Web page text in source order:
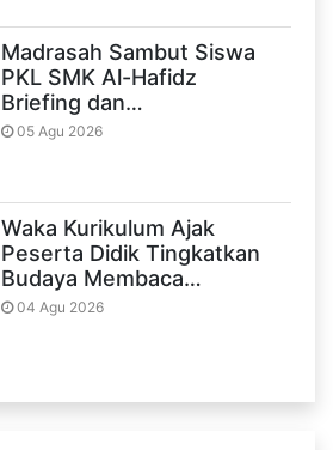
Madrasah Sambut Siswa
PKL SMK Al-Hafidz
Briefing dan…
05 Agu 2026
Waka Kurikulum Ajak
Peserta Didik Tingkatkan
Budaya Membaca…
04 Agu 2026